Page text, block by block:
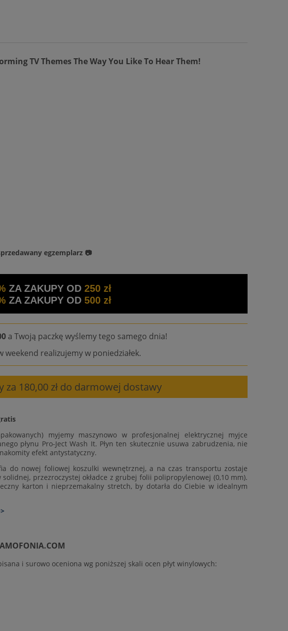
TV Themes The Way You Like To Hear Them!
egzemplarz 📷
ZA ZAKUPY OD 250 zł
ZA ZAKUPY OD 500 zł
a Twoją paczkę wyślemy tego samego dnia!
weekend realizujemy w poniedziałek.
za 180,00 zł do darmowej dostawy
myjemy maszynowo w profesjonalnej elektrycznej myjce
płynu Pro-Ject Wash It. Płyn ten skutecznie usuwa zabrudzenia, nie
efekt antystatyczny.
do nowej foliowej koszulki wewnętrznej, a na czas transportu zostaje
przezroczystej okładce z grubej folii polipropylenowej (0,10 mm).
karton i nieprzemakalny stretch, by dotarła do Ciebie w idealnym
i surowo oceniona wg poniższej skali ocen płyt winylowych: